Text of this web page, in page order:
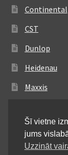
Continental
CST
Dunlop
Heidenau
Maxxis
Michelin
Mitas
Šī vietne
jums
Uzzināt